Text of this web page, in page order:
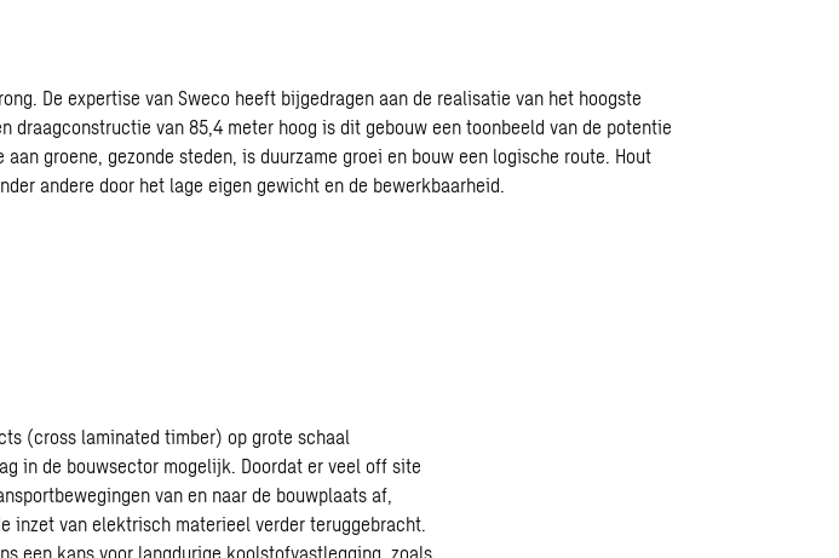
De expertise van Sweco heeft bijgedragen aan de realisatie van het hoogste
draagconstructie van 85,4 meter hoog is dit gebouw een toonbeeld van de potentie
groene, gezonde steden, is duurzame groei en bouw een logische route. Hout
andere door het lage eigen gewicht en de bewerkbaarheid.
(cross laminated timber) op grote schaal
in de bouwsector mogelijk. Doordat er veel off site
van en naar de bouwplaats af,
inzet van elektrisch materieel verder teruggebracht.
een kans voor langdurige koolstofvastlegging, zoals